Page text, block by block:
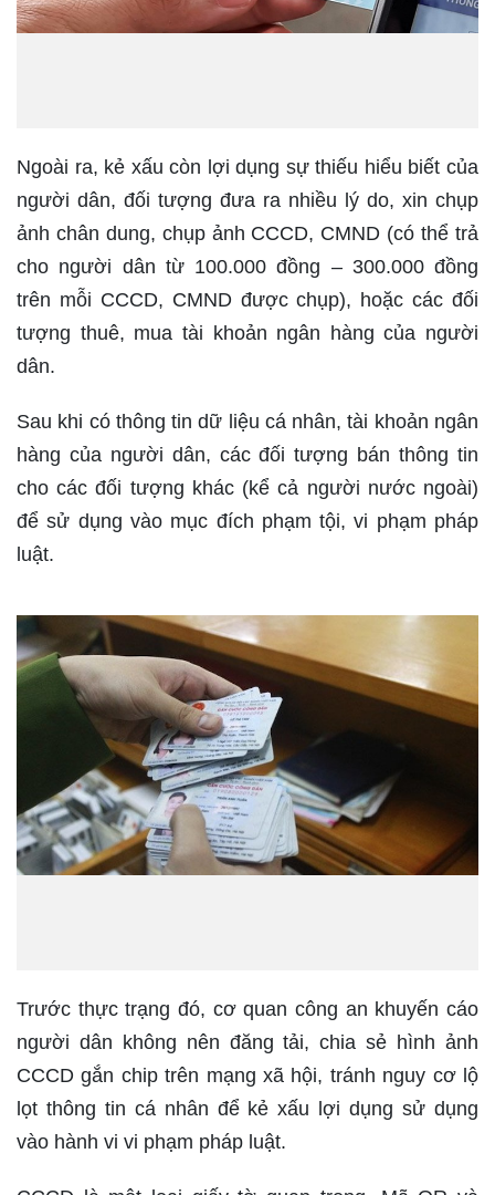
Ngoài ra, kẻ xấu còn lợi dụng sự thiếu hiểu biết của
người dân, đối tượng đưa ra nhiều lý do, xin chụp
ảnh chân dung, chụp ảnh CCCD, CMND (có thể trả
cho người dân từ 100.000 đồng – 300.000 đồng
trên mỗi CCCD, CMND được chụp), hoặc các đối
tượng thuê, mua tài khoản ngân hàng của người
dân.
Sau khi có thông tin dữ liệu cá nhân, tài khoản ngân
hàng của người dân, các đối tượng bán thông tin
cho các đối tượng khác (kể cả người nước ngoài)
để sử dụng vào mục đích phạm tội, vi phạm pháp
luật.
Trước thực trạng đó, cơ quan công an khuyến cáo
người dân không nên đăng tải, chia sẻ hình ảnh
CCCD gắn chip trên mạng xã hội, tránh nguy cơ lộ
lọt thông tin cá nhân để kẻ xấu lợi dụng sử dụng
vào hành vi vi phạm pháp luật.